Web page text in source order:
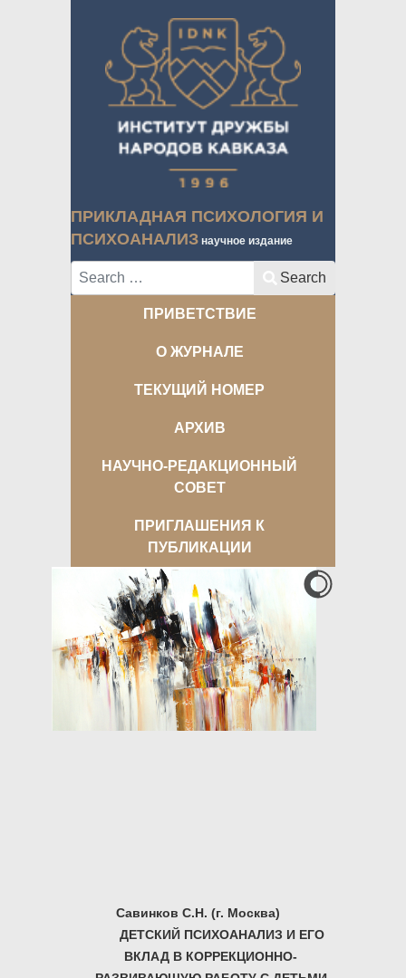
ПРИКЛАДНАЯ ПСИХОЛОГИЯ И
ПСИХОАНАЛИЗ научное издание
Search Search
ПРИВЕТСТВИЕ
О ЖУРНАЛЕ
ТЕКУЩИЙ НОМЕР
АРХИВ
НАУЧНО-РЕДАКЦИОННЫЙ
СОВЕТ
ПРИГЛАШЕНИЯ К
ПУБЛИКАЦИИ
Савинков С.Н. (г. Москва)
ДЕТСКИЙ ПСИХОАНАЛИЗ И ЕГО
ВКЛАД В КОРРЕКЦИОННО-